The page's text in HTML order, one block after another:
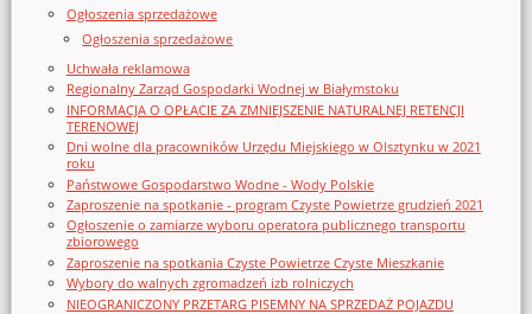
Ogłoszenia sprzedażowe
Ogłoszenia sprzedażowe
Uchwała reklamowa
Regionalny Zarząd Gospodarki Wodnej w Białymstoku
INFORMACJA O OPŁACIE ZA ZMNIEJSZENIE NATURALNEJ RETENCJI
TERENOWEJ
Dni wolne dla pracowników Urzędu Miejskiego w Olsztynku w 2021
roku
Państwowe Gospodarstwo Wodne - Wody Polskie
Zaproszenie na spotkanie - program Czyste Powietrze grudzień 2021
Ogłoszenie o zamiarze wyboru operatora publicznego transportu
zbiorowego
Zaproszenie na spotkania Czyste Powietrze Czyste Mieszkanie
Wybory do walnych zgromadzeń izb rolniczych
NIEOGRANICZONY PRZETARG PISEMNY NA SPRZEDAŻ POJAZDU